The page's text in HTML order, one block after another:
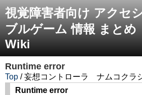
視覚障害者向け アクセ
ブルゲーム 情報 まとめ
Wiki
Runtime error
Top / 妄想コントローラ ナムコクラ
Runtime error